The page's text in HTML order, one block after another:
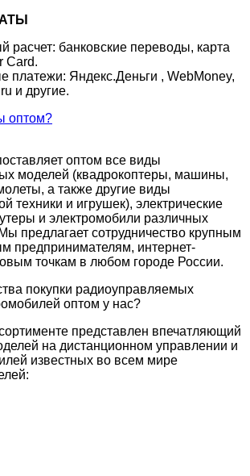
расчет: банковские переводы, карта
Card.
платежи: Яндекс.Деньги , WebMoney,
и другие.
оптом?
оптом все виды
моделей (квадрокоптеры, машины,
а также другие виды
техники и игрушек), электрические
и электромобили различных
предлагает сотрудничество крупным
предпринимателям, интернет-
точкам в любом городе России.
покупки радиоуправляемых
оптом у нас?
представлен впечатляющий
на дистанционном управлении и
известных во всем мире